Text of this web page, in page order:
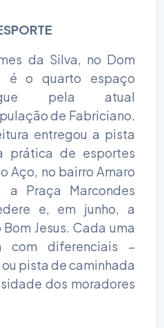
da Silva, no Dom
é o quarto espaço
pela atual
de Fabriciano.
entregou a pista
prática de esportes
Aço, no bairro Amaro
a Praça Marcondes
e, em junho, a
Jesus. Cada uma
com diferenciais –
pista de caminhada
dos moradores